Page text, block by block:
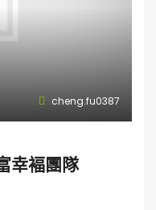
cheng.fu0387
幸褔團隊